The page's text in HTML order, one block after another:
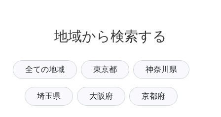
地域から検索する
全ての地域 東京都 神奈川県
埼玉県 大阪府 京都府